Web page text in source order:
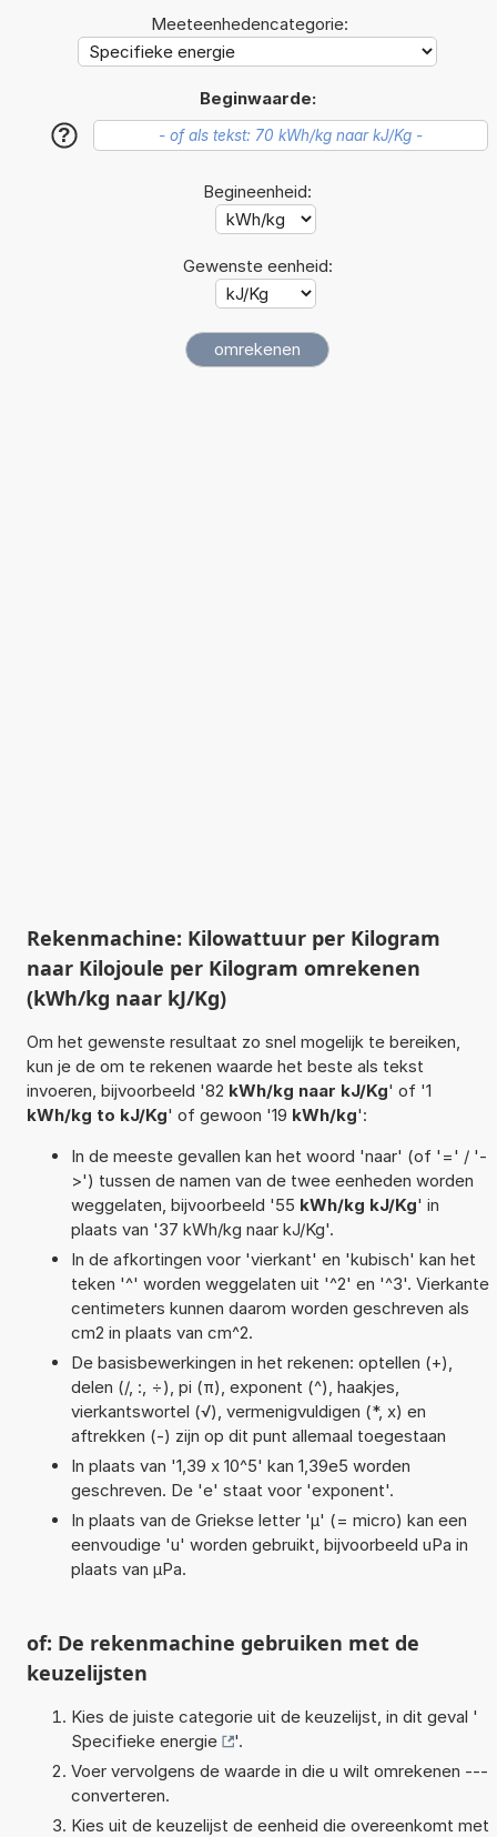
Meeteenhedencategorie:
Beginwaarde:
?
Begineenheid:
Gewenste eenheid:
Rekenmachine: Kilowattuur per Kilogram
naar Kilojoule per Kilogram omrekenen
(kWh/kg naar kJ/Kg)
Om het gewenste resultaat zo snel mogelijk te bereiken,
kun je de om te rekenen waarde het beste als tekst
invoeren, bijvoorbeeld '82 kWh/kg naar kJ/Kg' of '1
kWh/kg to kJ/Kg' of gewoon '19 kWh/kg':
In de meeste gevallen kan het woord 'naar' (of '=' / '-
>') tussen de namen van de twee eenheden worden
weggelaten, bijvoorbeeld '55 kWh/kg kJ/Kg' in
plaats van '37 kWh/kg naar kJ/Kg'.
In de afkortingen voor 'vierkant' en 'kubisch' kan het
teken '^' worden weggelaten uit '^2' en '^3'. Vierkante
centimeters kunnen daarom worden geschreven als
cm2 in plaats van cm^2.
De basisbewerkingen in het rekenen: optellen (+),
delen (/, :, ÷), pi (π), exponent (^), haakjes,
vierkantswortel (√), vermenigvuldigen (*, x) en
aftrekken (-) zijn op dit punt allemaal toegestaan
In plaats van '1,39 x 10^5' kan 1,39e5 worden
geschreven. De 'e' staat voor 'exponent'.
In plaats van de Griekse letter 'µ' (= micro) kan een
eenvoudige 'u' worden gebruikt, bijvoorbeeld uPa in
plaats van µPa.
of: De rekenmachine gebruiken met de
keuzelijsten
Kies de juiste categorie uit de keuzelijst, in dit geval '
Specifieke energie
'.
Voer vervolgens de waarde in die u wilt omrekenen ---
converteren.
Kies uit de keuzelijst de eenheid die overeenkomt met